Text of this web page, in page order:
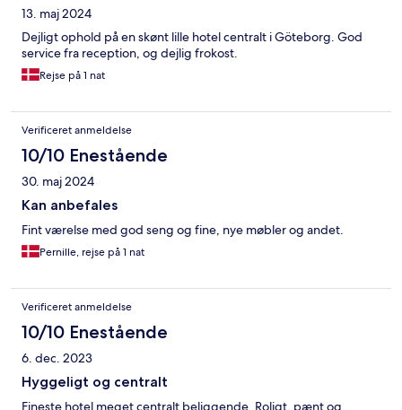
13. maj 2024
Dejligt ophold på en skønt lille hotel centralt i Göteborg. God
service fra reception, og dejlig frokost.
Rejse på 1 nat
Verificeret anmeldelse
10/10 Enestående
30. maj 2024
Kan anbefales
Fint værelse med god seng og fine, nye møbler og andet.
Pernille, rejse på 1 nat
Verificeret anmeldelse
10/10 Enestående
6. dec. 2023
Hyggeligt og centralt
Fineste hotel meget centralt beliggende. Roligt, pænt og